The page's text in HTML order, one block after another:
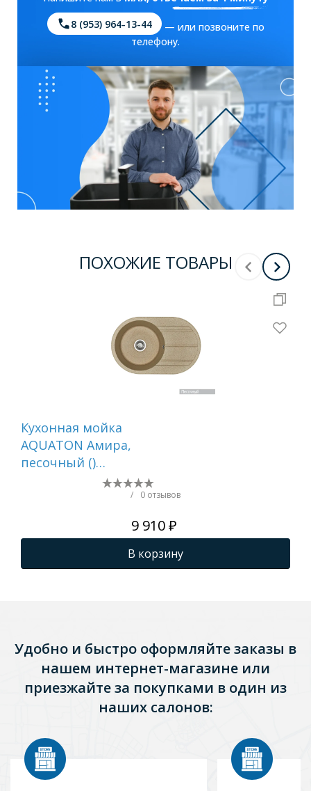
8 (953) 964-13-44
— или позвоните по
телефону.
ПОХОЖИЕ ТОВАРЫ
Кухонная мойка
AQUATON Амира,
песочный ()
1A712932AI220
/ 0 отзывов
9 910 ₽
В корзину
Удобно и быстро оформляйте заказы в
нашем интернет-магазине или
приезжайте за покупками в один из
наших салонов: